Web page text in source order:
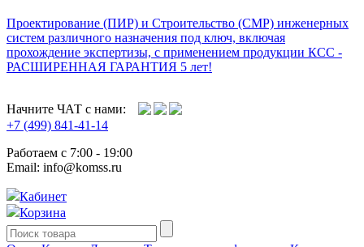
Проектирование (ПИР) и Cтроительство (СМР) инженерных
систем различного назначения под ключ, включая
прохождение экспертизы, с применением продукции КСС -
РАСШИРЕННАЯ ГАРАНТИЯ 5 лет!
Начните ЧАТ с нами:
+7 (499) 841-41-14
Работаем с 7:00 - 19:00
Email: info@komss.ru
Кабинет
Корзина